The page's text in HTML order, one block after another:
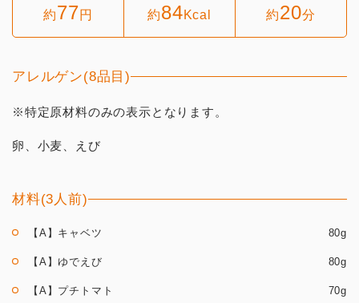
約77円 約84Kcal 約20分
アレルゲン(8品目)
※特定原材料のみの表示となります。
卵、小麦、えび
材料(3人前)
【A】キャベツ 80g
【A】ゆでえび 80g
【A】プチトマト 70g